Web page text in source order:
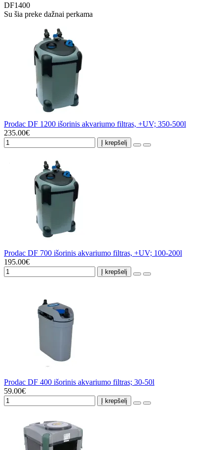
DF1400
Su šia preke dažnai perkama
Prodac DF 1200 išorinis akvariumo filtras, +UV; 350-500l
235.00€
Į krepšelį
Prodac DF 700 išorinis akvariumo filtras, +UV; 100-200l
195.00€
Į krepšelį
Prodac DF 400 išorinis akvariumo filtras; 30-50l
59.00€
Į krepšelį